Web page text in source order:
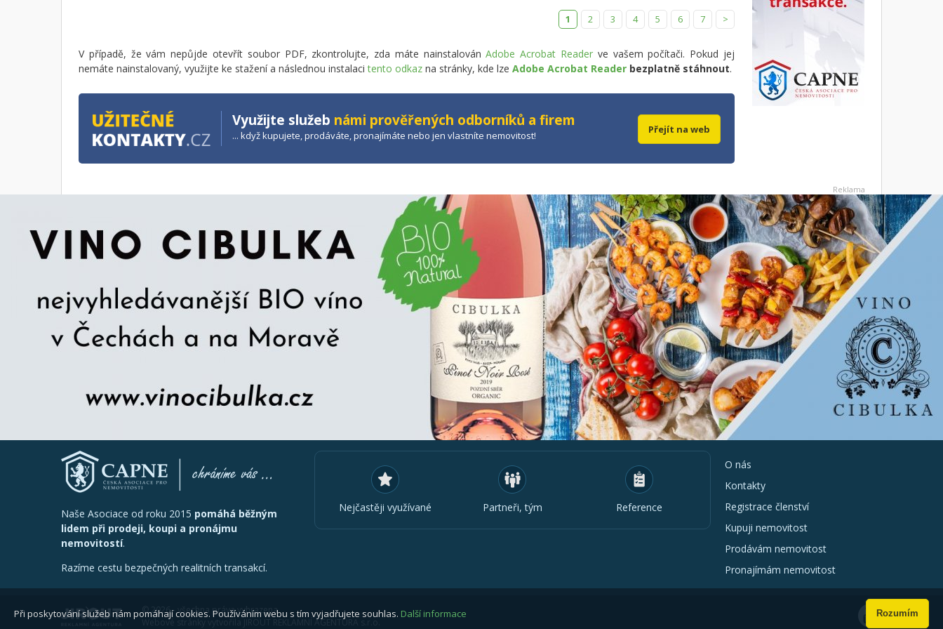
1 2 3 4 5 6 7 >
V případě, že vám nepůjde otevřít soubor PDF, zkontrolujte, zda máte nainstalovánAdobe Acrobat Reader ve vašem počítači. Pokud jej
nemáte nainstalovaný, využijte ke stažení a následnou instalacitento odkaz na stránky, kde lze Adobe Acrobat Reader bezplatně stáhnout.
Využijte služeb námi prověřených odborníků a firem
... když kupujete, prodáváte, pronajímáte nebo jen vlastníte nemovitost! Přejít na web
Reklama
Naše Asociace od roku 2015 pomáhá běžným
lidem při prodeji, koupi a pronájmu
nemovitostí.
Razíme cestu bezpečných realitních transakcí.
Nejčastěji využívané Partneři, tým Reference
O nás
Kontakty
Registrace členství
Kupuji nemovitost
Prodávám nemovitost
Pronajímám nemovitost
© 2026 - všechna práva vyhrazena
Webové stránky vytvořila JIROUT REKLAMNÍ AGENTURA s.r.o.
Při poskytování služeb nám pomáhají cookies. Používáním webu s tím vyjadřujete souhlas. Další informace Rozumím